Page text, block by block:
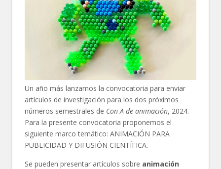
Un año más lanzamos la convocatoria para enviar
artículos de investigación para los dos próximos
números semestrales de Con A de animación, 2024.
Para la presente convocatoria proponemos el
siguiente marco temático: ANIMACIÓN PARA
PUBLICIDAD Y DIFUSIÓN CIENTÍFICA.
Se pueden presentar artículos sobre animación